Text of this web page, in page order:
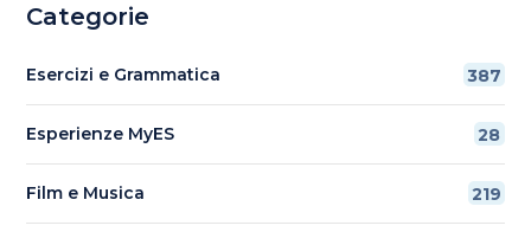
Categorie
Esercizi e Grammatica 387
Esperienze MyES 28
Film e Musica 219